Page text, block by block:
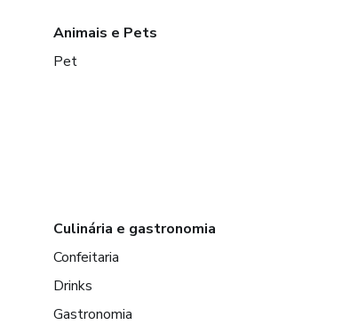
Animais e Pets
Pet
Culinária e gastronomia
Confeitaria
Drinks
Gastronomia